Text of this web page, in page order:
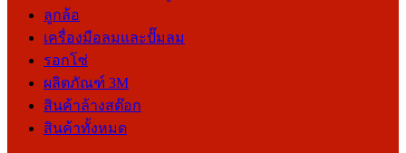
ลูกล้อ
เครื่องมือลมและปั๊มลม
รอกโซ่
ผลิตภัณฑ์ 3M
สินค้าล้างสต๊อก
สินค้าทั้งหมด